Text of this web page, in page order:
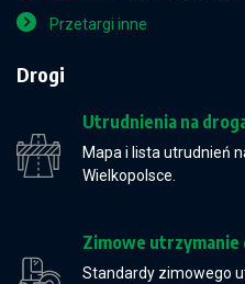
Przetargi inne
Drogi
Utrudnienia na
Mapa i lista utrudnień
Wielkopolsce.
Zimowe utrzymanie
Standardy zimowego